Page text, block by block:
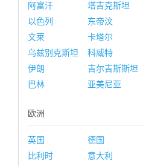
阿富汗
塔吉克斯坦
以色列
东帝汶
文莱
卡塔尔
乌兹别克斯坦
科威特
伊朗
吉尔吉斯斯坦
巴林
亚美尼亚
欧洲
英国 德国
比利时
意大利